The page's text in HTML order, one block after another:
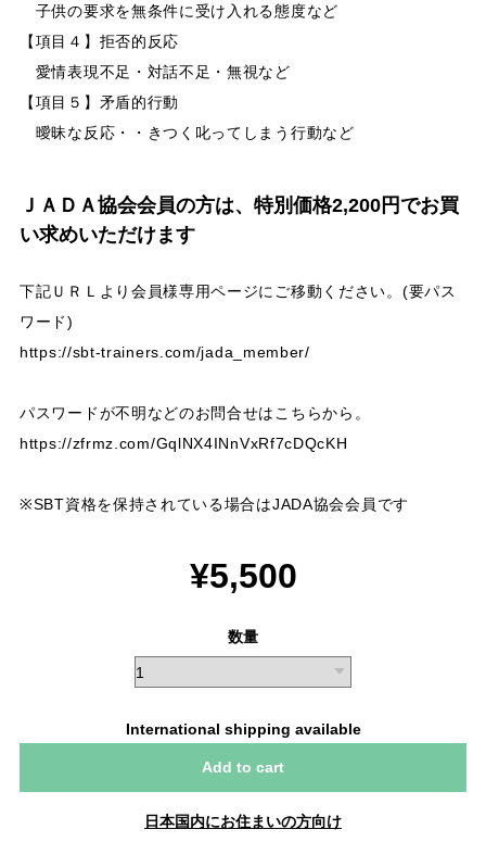
子供の要求を無条件に受け入れる態度など
【項目４】拒否的反応
愛情表現不足・対話不足・無視など
【項目５】矛盾的行動
曖昧な反応・・きつく叱ってしまう行動など
ＪＡＤＡ協会会員の方は、特別価格2,200円でお買
い求めいただけます
下記ＵＲＬより会員様専用ページにご移動ください。(要パス
ワード)
https://sbt-trainers.com/jada_member/
パスワードが不明などのお問合せはこちらから。
https://zfrmz.com/GqlNX4INnVxRf7cDQcKH
※SBT資格を保持されている場合はJADA協会会員です
¥5,500
数量
International shipping available
Add to cart
日本国内にお住まいの方向け